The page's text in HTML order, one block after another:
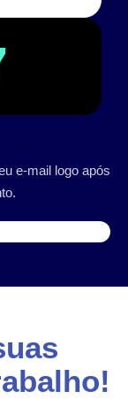
e-mail logo após